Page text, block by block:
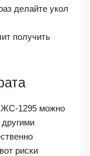
делайте укол
получить
1295 можно
риски